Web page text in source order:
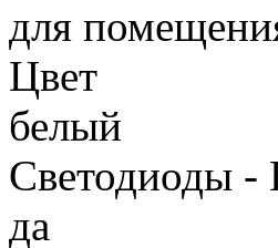
для
Цвет
белый
Светодиоды -
да